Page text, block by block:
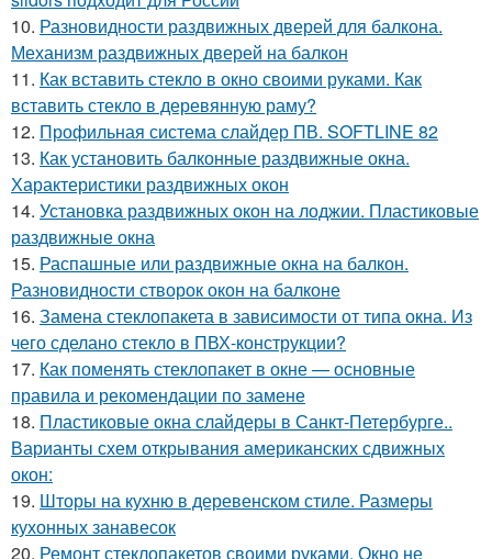
10. Разновидности раздвижных дверей для балкона.
Механизм раздвижных дверей на балкон
11. Как вставить стекло в окно своими руками. Как
вставить стекло в деревянную раму?
12. Профильная система слайдер ПВ. SOFTLINE 82
13. Как установить балконные раздвижные окна.
Характеристики раздвижных окон
14. Установка раздвижных окон на лоджии. Пластиковые
раздвижные окна
15. Распашные или раздвижные окна на балкон.
Разновидности створок окон на балконе
16. Замена стеклопакета в зависимости от типа окна. Из
чего сделано стекло в ПВХ-конструкции?
17. Как поменять стеклопакет в окне — основные
правила и рекомендации по замене
18. Пластиковые окна слайдеры в Санкт-Петербурге..
Варианты схем открывания американских сдвижных
окон:
19. Шторы на кухню в деревенском стиле. Размеры
кухонных занавесок
20. Ремонт стеклопакетов своими руками. Окно не